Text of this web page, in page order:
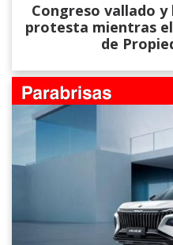
Congreso vallado
protesta mientras
de